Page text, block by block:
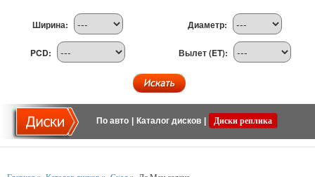
Ширина: Диаметр:
PCD: Вылет (ET):
По авто Каталог дисков Диски реплика